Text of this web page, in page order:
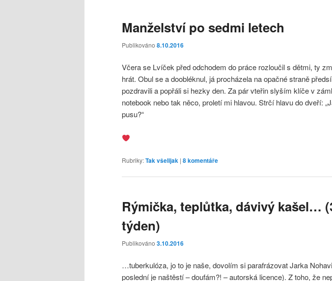
Manželství po sedmi letech
Publikováno 8.10.2016
Včera se Lvíček před odchodem do práce rozloučil s dětmi, ty
hrát. Obul se a doobléknul, já procházela na opačné straně
pozdravili a popřáli si hezky den. Za pár vteřin slyším klíče v
notebook nebo tak něco, proletí mi hlavou. Strčí hlavu do dveří:
pusu?“
Rubriky:Tak všelijak | 8komentáře
Rýmička, teplůtka, dávivý kašel…
týden)
Publikováno 3.10.2016
…tuberkulóza, jo to je naše, dovolím si parafrázovat Jarka
poslední je naštěstí – doufám?! – autorská licence). Z toho, že